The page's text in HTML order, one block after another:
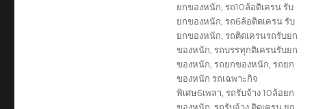
ยกของหนัก, รถ10ล้อติเครน รับ
ยกของหนัก, รถ6ล้อติดเครน รับ
ยกของหนัก, รถติดเครนรถรับยก
ของหนัก, รถบรรทุกติเครนรับยก
ของหนัก, รถยกของหนัก, รถยก
ของหนัก รถเฉพาะกิจ
พิเศษ6เพลา, รถรับจ้าง 10ล้อยก
ของหนัก, รถรับจ้าง ติดเครน ยก